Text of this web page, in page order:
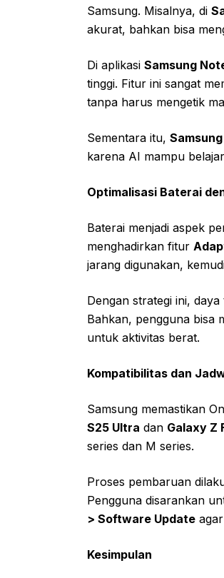
Samsung. Misalnya, di
akurat, bahkan bisa
Di aplikasi Samsung
tinggi. Fitur ini sangat
tanpa harus mengetik
Sementara itu,
karena AI mampu
Optimalisasi Baterai
Baterai menjadi aspek
menghadirkan fitur
jarang digunakan,
Dengan strategi ini,
Bahkan, pengguna bisa
untuk aktivitas berat.
Kompatibilitas dan
Samsung memastikan
S25 Ultra dan Galaxy Z
series dan M series.
Proses pembaruan
Pengguna disarankan
> Software Update
Kesimpulan